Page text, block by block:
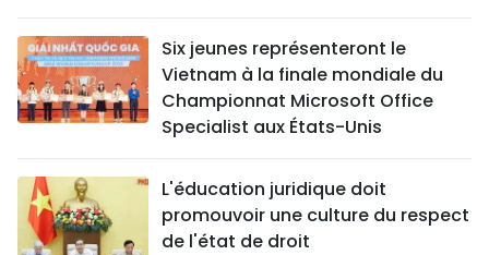
Six jeunes représenteront le
Vietnam à la finale mondiale du
Championnat Microsoft Office
Specialist aux États-Unis
L'éducation juridique doit
promouvoir une culture du respect
de l'état de droit